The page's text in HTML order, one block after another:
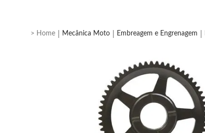
Mecânica Moto Embreagem e Engrenagem